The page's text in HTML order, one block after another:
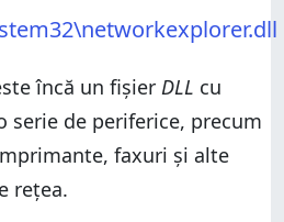
încă un fișier DLL cu
serie de periferice, precum
faxuri și alte
rețea.